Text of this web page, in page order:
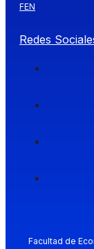
FEN
Redes
Facultad de